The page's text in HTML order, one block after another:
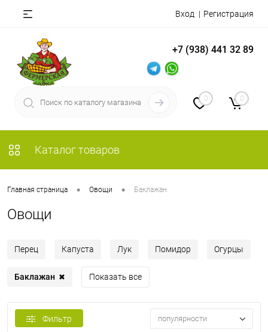
Вход Регистрация
+7 (938) 441 32 89
0 0
Каталог товаров
Главная страница • Овощи • Баклажан
Овощи
Перец Капуста Лук Помидор Огурцы
Баклажан ✖ Показать все
Фильтр популярности